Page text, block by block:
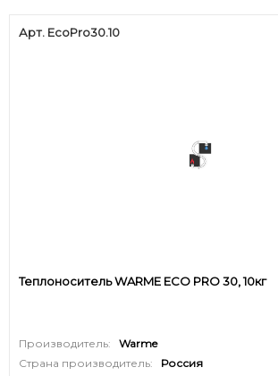
Арт. EcoPro30.10
Теплоноситель WARME ECO PRO 30, 10кг
Производитель:
Warme
Страна производитель:
Россия